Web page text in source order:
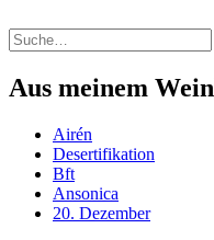
Suche
Aus meinem
Airén
Desertifikation
Bft
Ansonica
20. Dezember